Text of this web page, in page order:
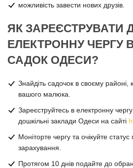
можливість завести нових друзів.
ЯК ЗАРЕЄСТРУВАТИ
ЕЛЕКТРОННУ ЧЕРГУ
САДОК ОДЕСИ?
Знайдіть садочок в своєму районі,
вашого малюка.
Зареєструйтесь в електронну
дошкільні заклади Одеси на сайті
Моніторте чергу та очікуйте
зарахування.
Протягом 10 днів подайте до